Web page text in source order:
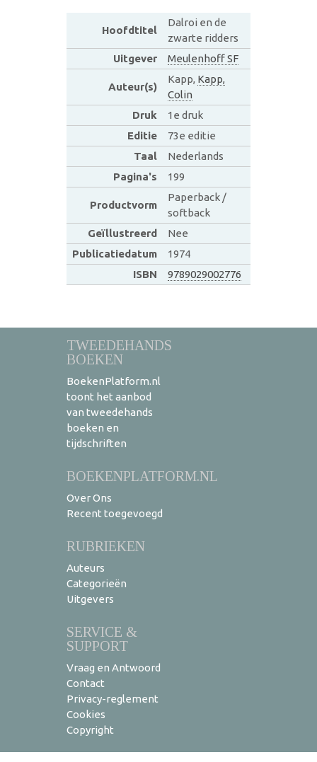
Hoofdtitel
Dalroi en de
zwarte ridders
Uitgever
Meulenhoff SF
Auteur(s)
Kapp, Kapp,
Colin
Druk
1e druk
Editie
73e editie
Taal
Nederlands
Pagina's
199
Productvorm
Paperback /
softback
Geïllustreerd
Nee
Publicatiedatum
1974
ISBN
9789029002776
TWEEDEHANDS
BOEKEN
BoekenPlatform.nl
toont het aanbod
van tweedehands
boeken en
tijdschriften
BOEKENPLATFORM.NL
Over Ons
Recent toegevoegd
RUBRIEKEN
Auteurs
Categorieën
Uitgevers
SERVICE &
SUPPORT
Vraag en Antwoord
Contact
Privacy-reglement
Cookies
Copyright